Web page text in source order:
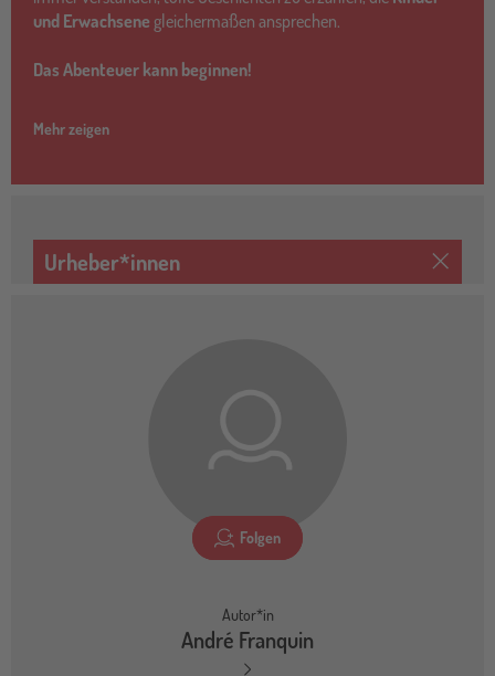
und Erwachsene gleichermaßen ansprechen.
Das Abenteuer kann beginnen!
Mehr zeigen
Urheber*innen
Folgen
Autor*in
André Franquin